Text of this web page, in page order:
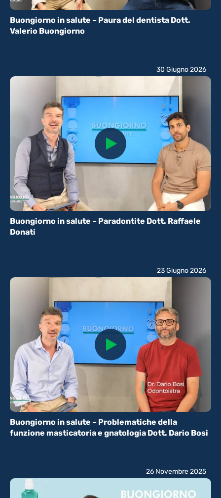
Buongiorno in salute – Paura del dentista Dott.
Valerio Buongiorno
Buongiorno in salute – Paradontite Dott. Raffaele
Donati
30 Giugno 2026
Buongiorno in salute – Problematiche della
funzione masticatoria e gnatologia Dott. Dario Bosi
23 Giugno 2026
26 Novembre 2025